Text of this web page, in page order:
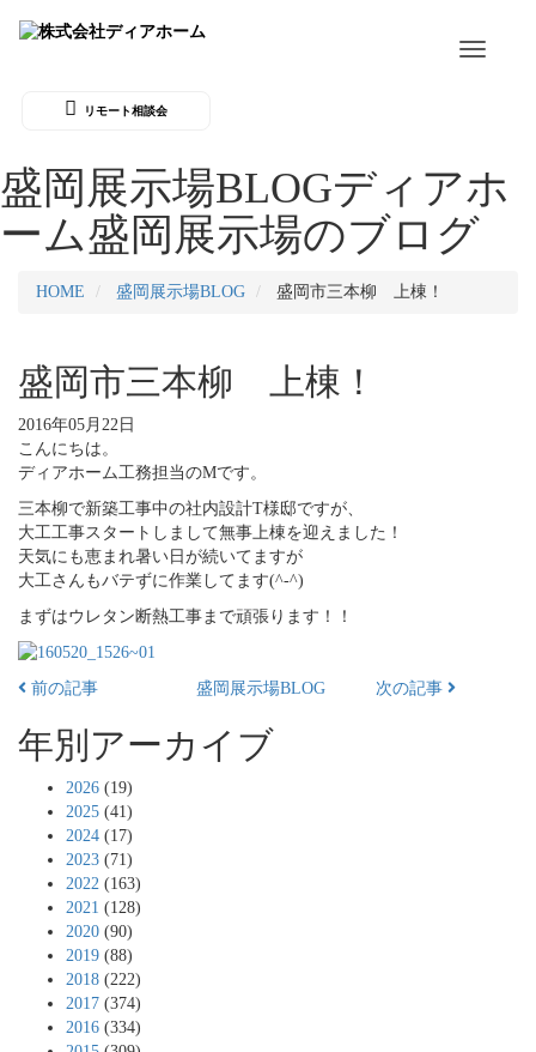
Toggle
リモート相談会
盛岡展示場BLOGディアホ
ーム盛岡展示場のブログ
HOME 盛岡展示場BLOG 盛岡市三本柳 上棟！
盛岡市三本柳 上棟！
2016年05月22日
こんにちは。
ディアホーム工務担当のMです。
三本柳で新築工事中の社内設計T様邸ですが、
大工工事スタートしまして無事上棟を迎えました！
天気にも恵まれ暑い日が続いてますが
大工さんもバテずに作業してます(^-^)
まずはウレタン断熱工事まで頑張ります！！
前の記事 盛岡展示場BLOG 次の記事
年別アーカイブ
2026 (19)
2025 (41)
2024 (17)
2023 (71)
2022 (163)
2021 (128)
2020 (90)
2019 (88)
2018 (222)
2017 (374)
2016 (334)